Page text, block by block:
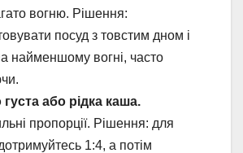
вогню. Рішення:
посуд з товстим дном і
найменшому вогні, часто
або рідка каша.
пропорції. Рішення: для
1:4, а потім